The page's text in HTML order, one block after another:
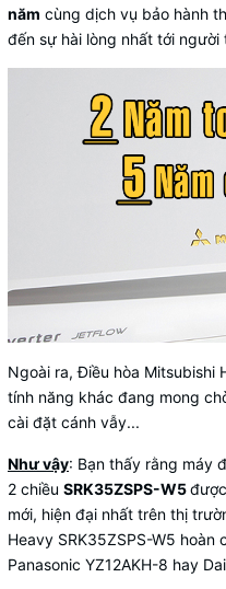
năm cùng dịch vụ bảo hành
đến sự hài lòng nhất tới người
Ngoài ra, Điều hòa Mitsubishi
tính năng khác đang mong
cài đặt cánh vẫy...
Như vậy: Bạn thấy rằng máy
2 chiều SRK35ZSPS-W5
mới, hiện đại nhất trên thị
Heavy SRK35ZSPS-W5
Panasonic YZ12AKH-8 hay